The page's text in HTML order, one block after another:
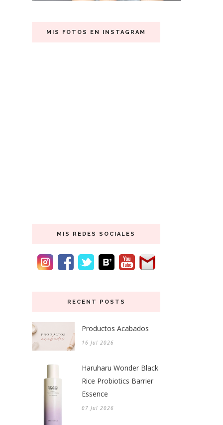
MIS FOTOS EN INSTAGRAM
MIS REDES SOCIALES
RECENT POSTS
Productos Acabados
16 Jul 2026
Haruharu Wonder Black
Rice Probiotics Barrier
Essence
07 Jul 2026